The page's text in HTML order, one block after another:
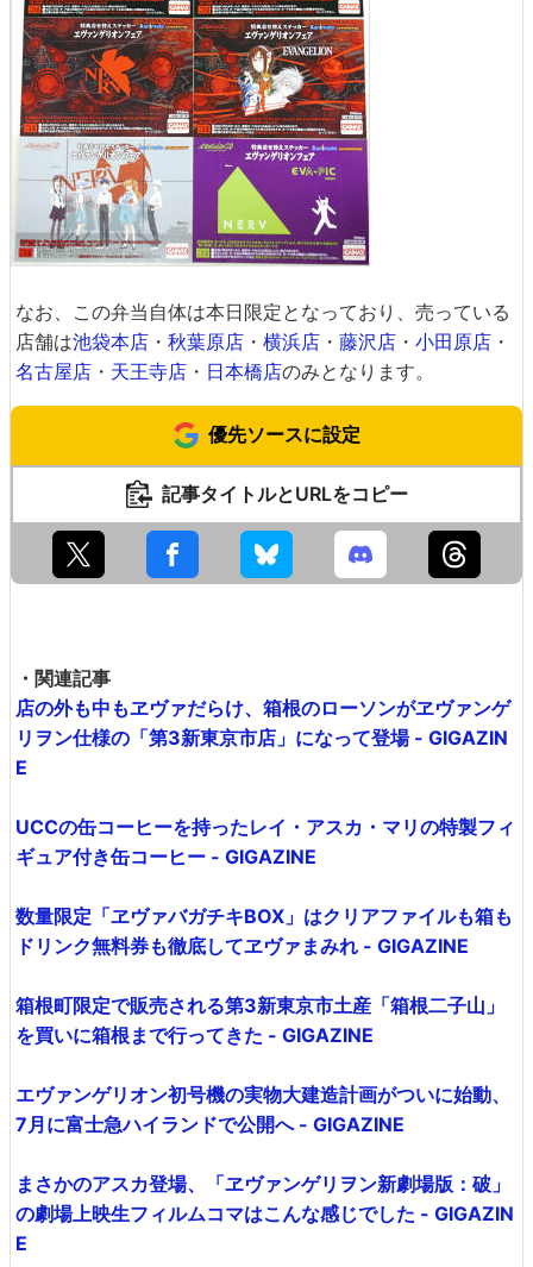
なお、この弁当自体は本日限定となっており、売っている
店舗は池袋本店 ・ 秋葉原店 ・ 横浜店 ・ 藤沢店 ・ 小田原店 ・
名古屋店 ・ 天王寺店 ・ 日本橋店のみとなります。
優先ソースに設定
記事タイトルとURLをコピー
・関連記事
店の外も中もヱヴァだらけ、箱根のローソンがヱヴァンゲ
リヲン仕様の「第3新東京市店」になって登場 - GIGAZIN
E
UCCの缶コーヒーを持ったレイ・アスカ・マリの特製フィ
ギュア付き缶コーヒー - GIGAZINE
数量限定「ヱヴァバガチキBOX」はクリアファイルも箱も
ドリンク無料券も徹底してヱヴァまみれ - GIGAZINE
箱根町限定で販売される第3新東京市土産「箱根二子山」
を買いに箱根まで行ってきた - GIGAZINE
エヴァンゲリオン初号機の実物大建造計画がついに始動、
7月に富士急ハイランドで公開へ - GIGAZINE
まさかのアスカ登場、「ヱヴァンゲリヲン新劇場版：破」
の劇場上映生フィルムコマはこんな感じでした - GIGAZIN
E